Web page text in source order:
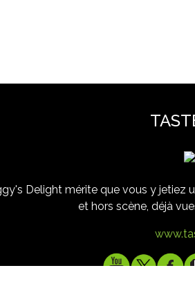
Delight mérite que vous y jetiez
et hors scène, déjà